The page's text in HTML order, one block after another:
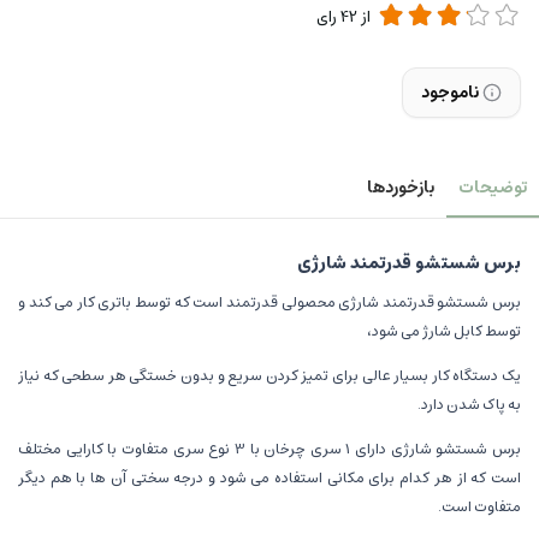
از42رای
ناموجود
توضیحات بازخوردها
برس شستشو قدرتمند شارژی
برس شستشو قدرتمند شارژیمحصولی قدرتمند است که توسط باتری کار می کند و
توسط کابل شارژ می شود،
یک دستگاه کار بسیار عالی برای تمیز کردن سریع و بدون خستگی هر سطحی که نیاز
به پاک شدن دارد.
برس شستشو شارژی دارای 1 سری چرخان با 3 نوع سری متفاوت با کارایی مختلف
است که از هر کدام برای مکانی استفاده می شود و درجه سختی آن ها با هم دیگر
متفاوت است.